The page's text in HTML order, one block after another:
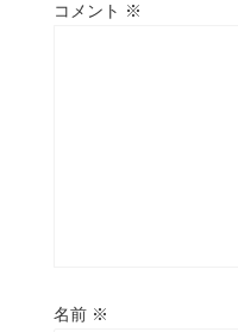
コメント ※
名前 ※